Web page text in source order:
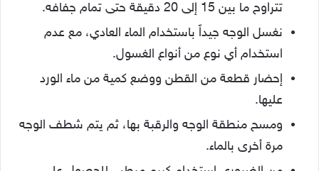
تتراوح ما بين 15 إلى 20 دقيقة حتى تمام جفافه.
نغسل الوجه جيداً باستخدام الماء العادي، مع عدم
استخدام أي نوع من أنواع الغسول.
إحضار قطعة من القطن ووضع كمية من ماء الورد
عليها.
ومسح منطقة الوجه والرقبة بها، ثم يتم شطف الوجه
مرة أخرى بالماء.